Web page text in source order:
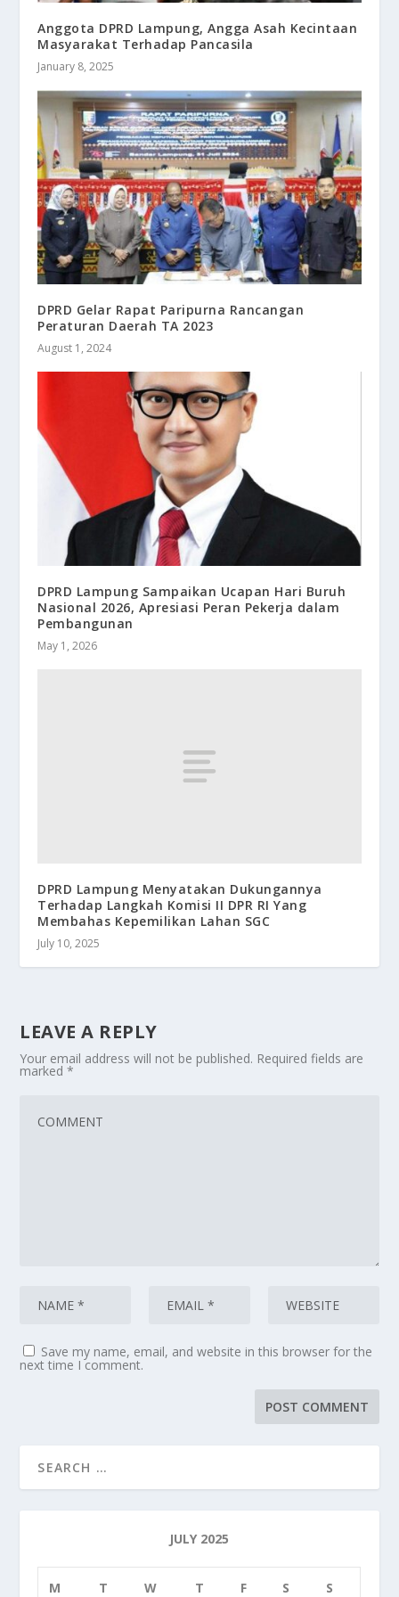
Anggota DPRD Lampung, Angga Asah Kecintaan
Masyarakat Terhadap Pancasila
January 8, 2025
DPRD Gelar Rapat Paripurna Rancangan
Peraturan Daerah TA 2023
August 1, 2024
DPRD Lampung Sampaikan Ucapan Hari Buruh
Nasional 2026, Apresiasi Peran Pekerja dalam
Pembangunan
May 1, 2026
DPRD Lampung Menyatakan Dukungannya
Terhadap Langkah Komisi II DPR RI Yang
Membahas Kepemilikan Lahan SGC
July 10, 2025
LEAVE A REPLY
Your email address will not be published. Required fields are
marked*
Save my name, email, and website in this browser for the
next time I comment.
JULY 2025
M T W T F S S